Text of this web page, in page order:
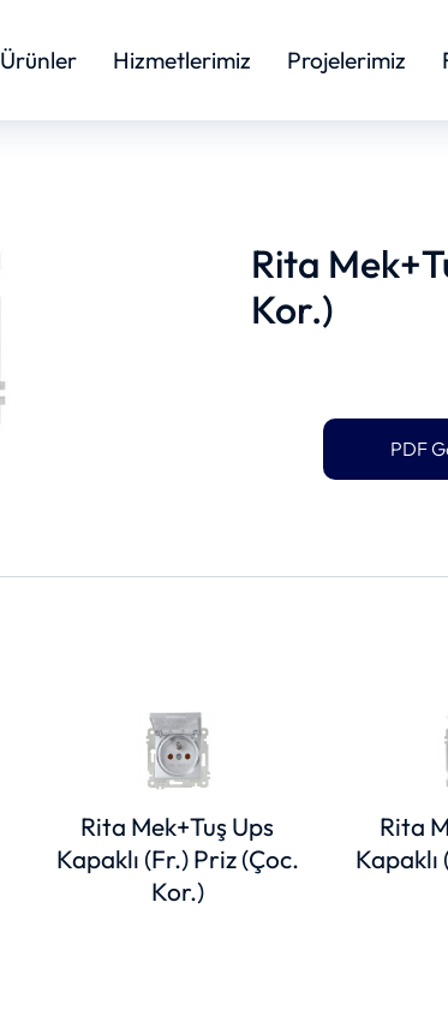
Ürünler Hizmetlerimiz Projelerimiz
Rita
Kor.)
PDF
Rita Mek+Tuş Ups
Kapaklı (Fr.) Priz (Çoc.
Kor.)
Rita
Kapaklı